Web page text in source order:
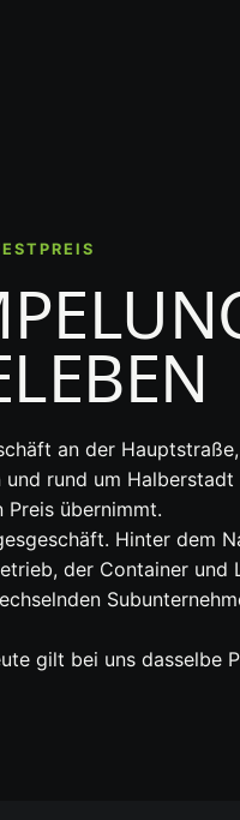
an der
und rund um
Preis übernimmt.
Hinter dem
der Container
gilt bei uns dasselbe